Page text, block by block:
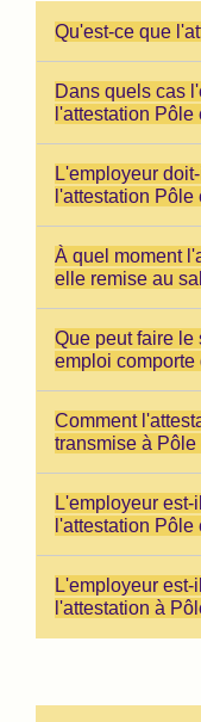
Qu'est-ce que
Dans quels cas
l'attestation Pôle
L'employeur
l'attestation
À quel moment
elle remise au
Que peut faire
emploi comporte
Comment
transmise à
L'employeur
l'attestation
L'employeur
l'attestation à